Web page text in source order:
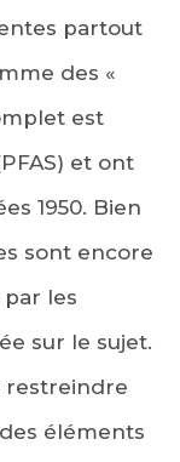
partout
des «
est
et ont
1950. Bien
sont encore
les
sur le sujet.
restreindre
éléments